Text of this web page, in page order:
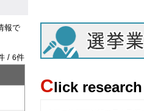
報で
/ 6件
Click research